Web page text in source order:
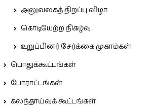
அலுவலகத் திறப்பு விழா
கொடியேற்ற நிகழ்வு
உறுப்பினர் சேர்க்கை முகாம்கள்
பொதுக்கூட்டங்கள்
போராட்டங்கள்
கலந்தாய்வுக் கூட்டங்கள்